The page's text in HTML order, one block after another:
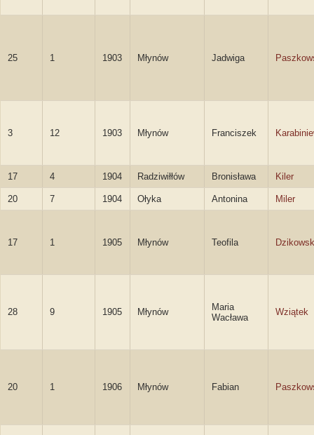
25 1 1903 Młynów Jadwiga
3 12 1903 Młynów Franciszek
17 4 1904 Radziwiłłów Bronisława Kiler
20 7 1904 Ołyka Antonina Miler
17 1 1905 Młynów Teofila
28 9 1905 Młynów
Maria
Wacława
Wziątek
20 1 1906 Młynów Fabian